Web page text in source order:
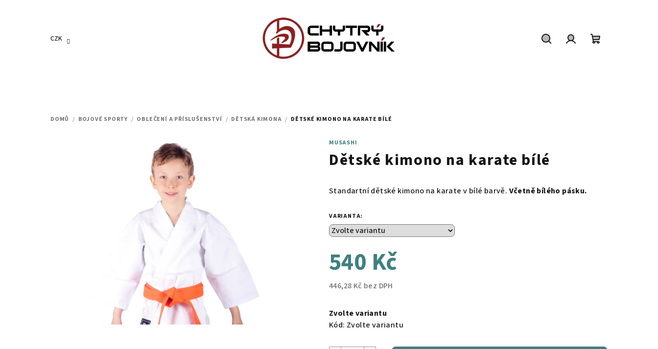
CZK
DOMŮ / BOJOVÉ SPORTY / OBLEČENÍ A PŘÍSLUŠENSTVÍ / DĚTSKÁ KIMONA / DĚTSKÉ KIMONO NA KARATE BÍLÉ
MUSASHI
Dětské kimono na karate bílé
Standartní dětské kimono na karate v bílé barvě. Včetně bílého pásku.
VARIANTA:
540 Kč
446,28 Kč bez DPH
cena:
Zvolte variantu
Kód: Zvolte variantu